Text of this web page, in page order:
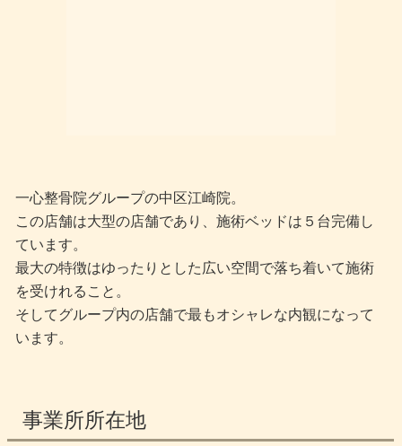
一心整骨院グループの中区江崎院。
この店舗は大型の店舗であり、施術ベッドは５台完備し
ています。
最大の特徴はゆったりとした広い空間で落ち着いて施術
を受けれること。
そしてグループ内の店舗で最もオシャレな内観になって
います。
事業所所在地